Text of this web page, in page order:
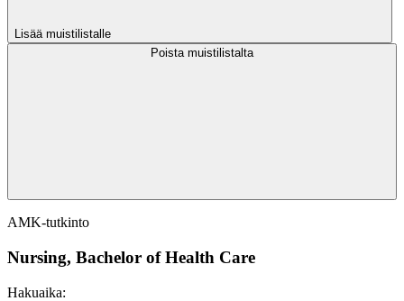
Lisää muistilistalle
Poista muistilistalta
AMK-tutkinto
Nursing, Bachelor of Health Care
Hakuaika: